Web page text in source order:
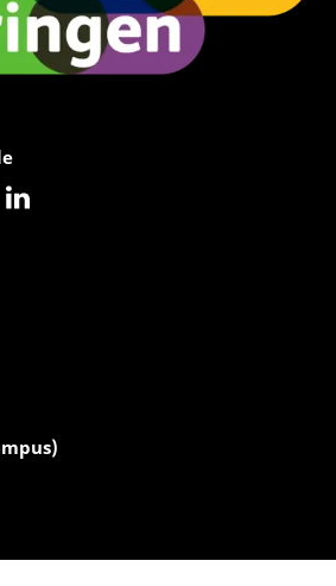
Kresse)
(2014)
von Studierenden und
zu spezifischen Themen
in die Kita-Praxis
um Inhalte
Schulungsmaterialien für eine